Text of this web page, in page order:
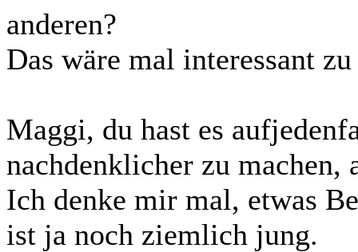
anderen?
Das wäre mal interessant
Maggi, du hast es
nachdenklicher zu machen,
Ich denke mir mal, etwas
ist ja noch ziemlich jung.